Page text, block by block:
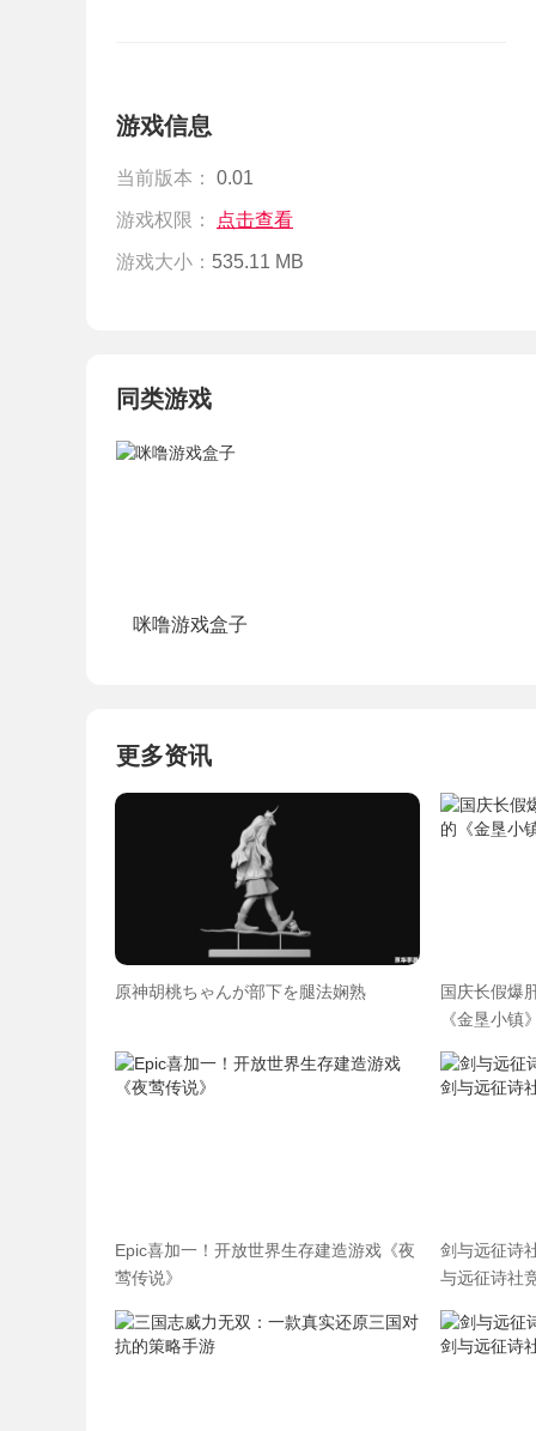
游戏信息
当前版本： 0.01
游戏权限： 点击查看
游戏大小： 535.11 MB
同类游戏
咪噜游戏盒子
更多资讯
原神胡桃ちゃんが部下を腿法娴熟
国庆长假爆
《金垦小镇
Epic喜加一！开放世界生存建造游戏《夜
莺传说》
剑与远征诗
与远征诗社